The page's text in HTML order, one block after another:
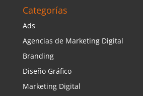
Categorías
Ads
Agencias de Marketing Digital
Branding
Diseño Gráfico
Marketing Digital